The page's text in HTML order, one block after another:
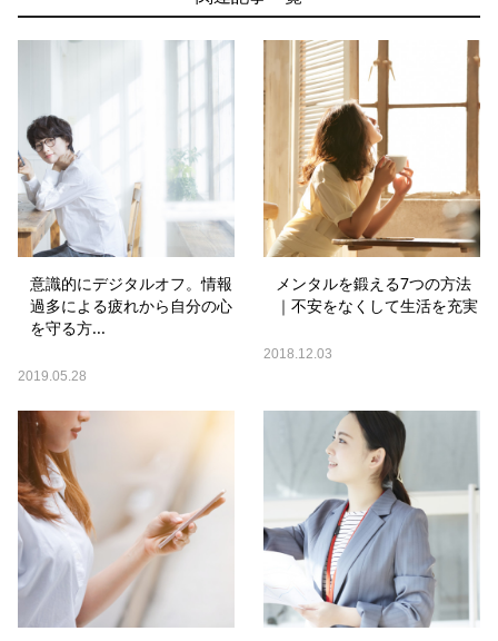
意識的にデジタルオフ。情報
過多による疲れから自分の心
を守る方...
2019.05.28
メンタルを鍛える7つの方法
｜不安をなくして生活を充実
2018.12.03